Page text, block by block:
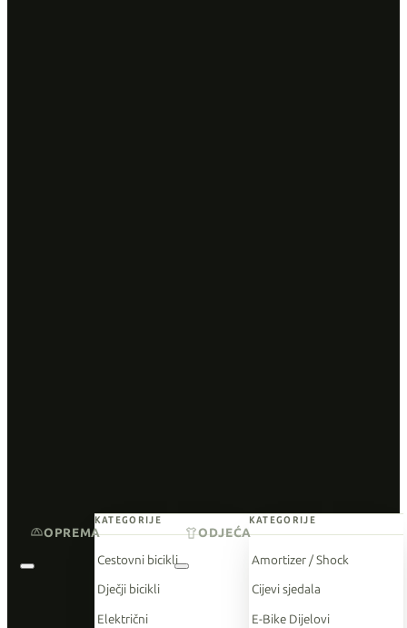
KATEGORIJE
Cestovni bicikli
Dječji bicikli
Električni
KATEGORIJE
Amortizer / Shock
Cijevi sjedala
E-Bike Dijelovi
OPREMA ODJEĆA